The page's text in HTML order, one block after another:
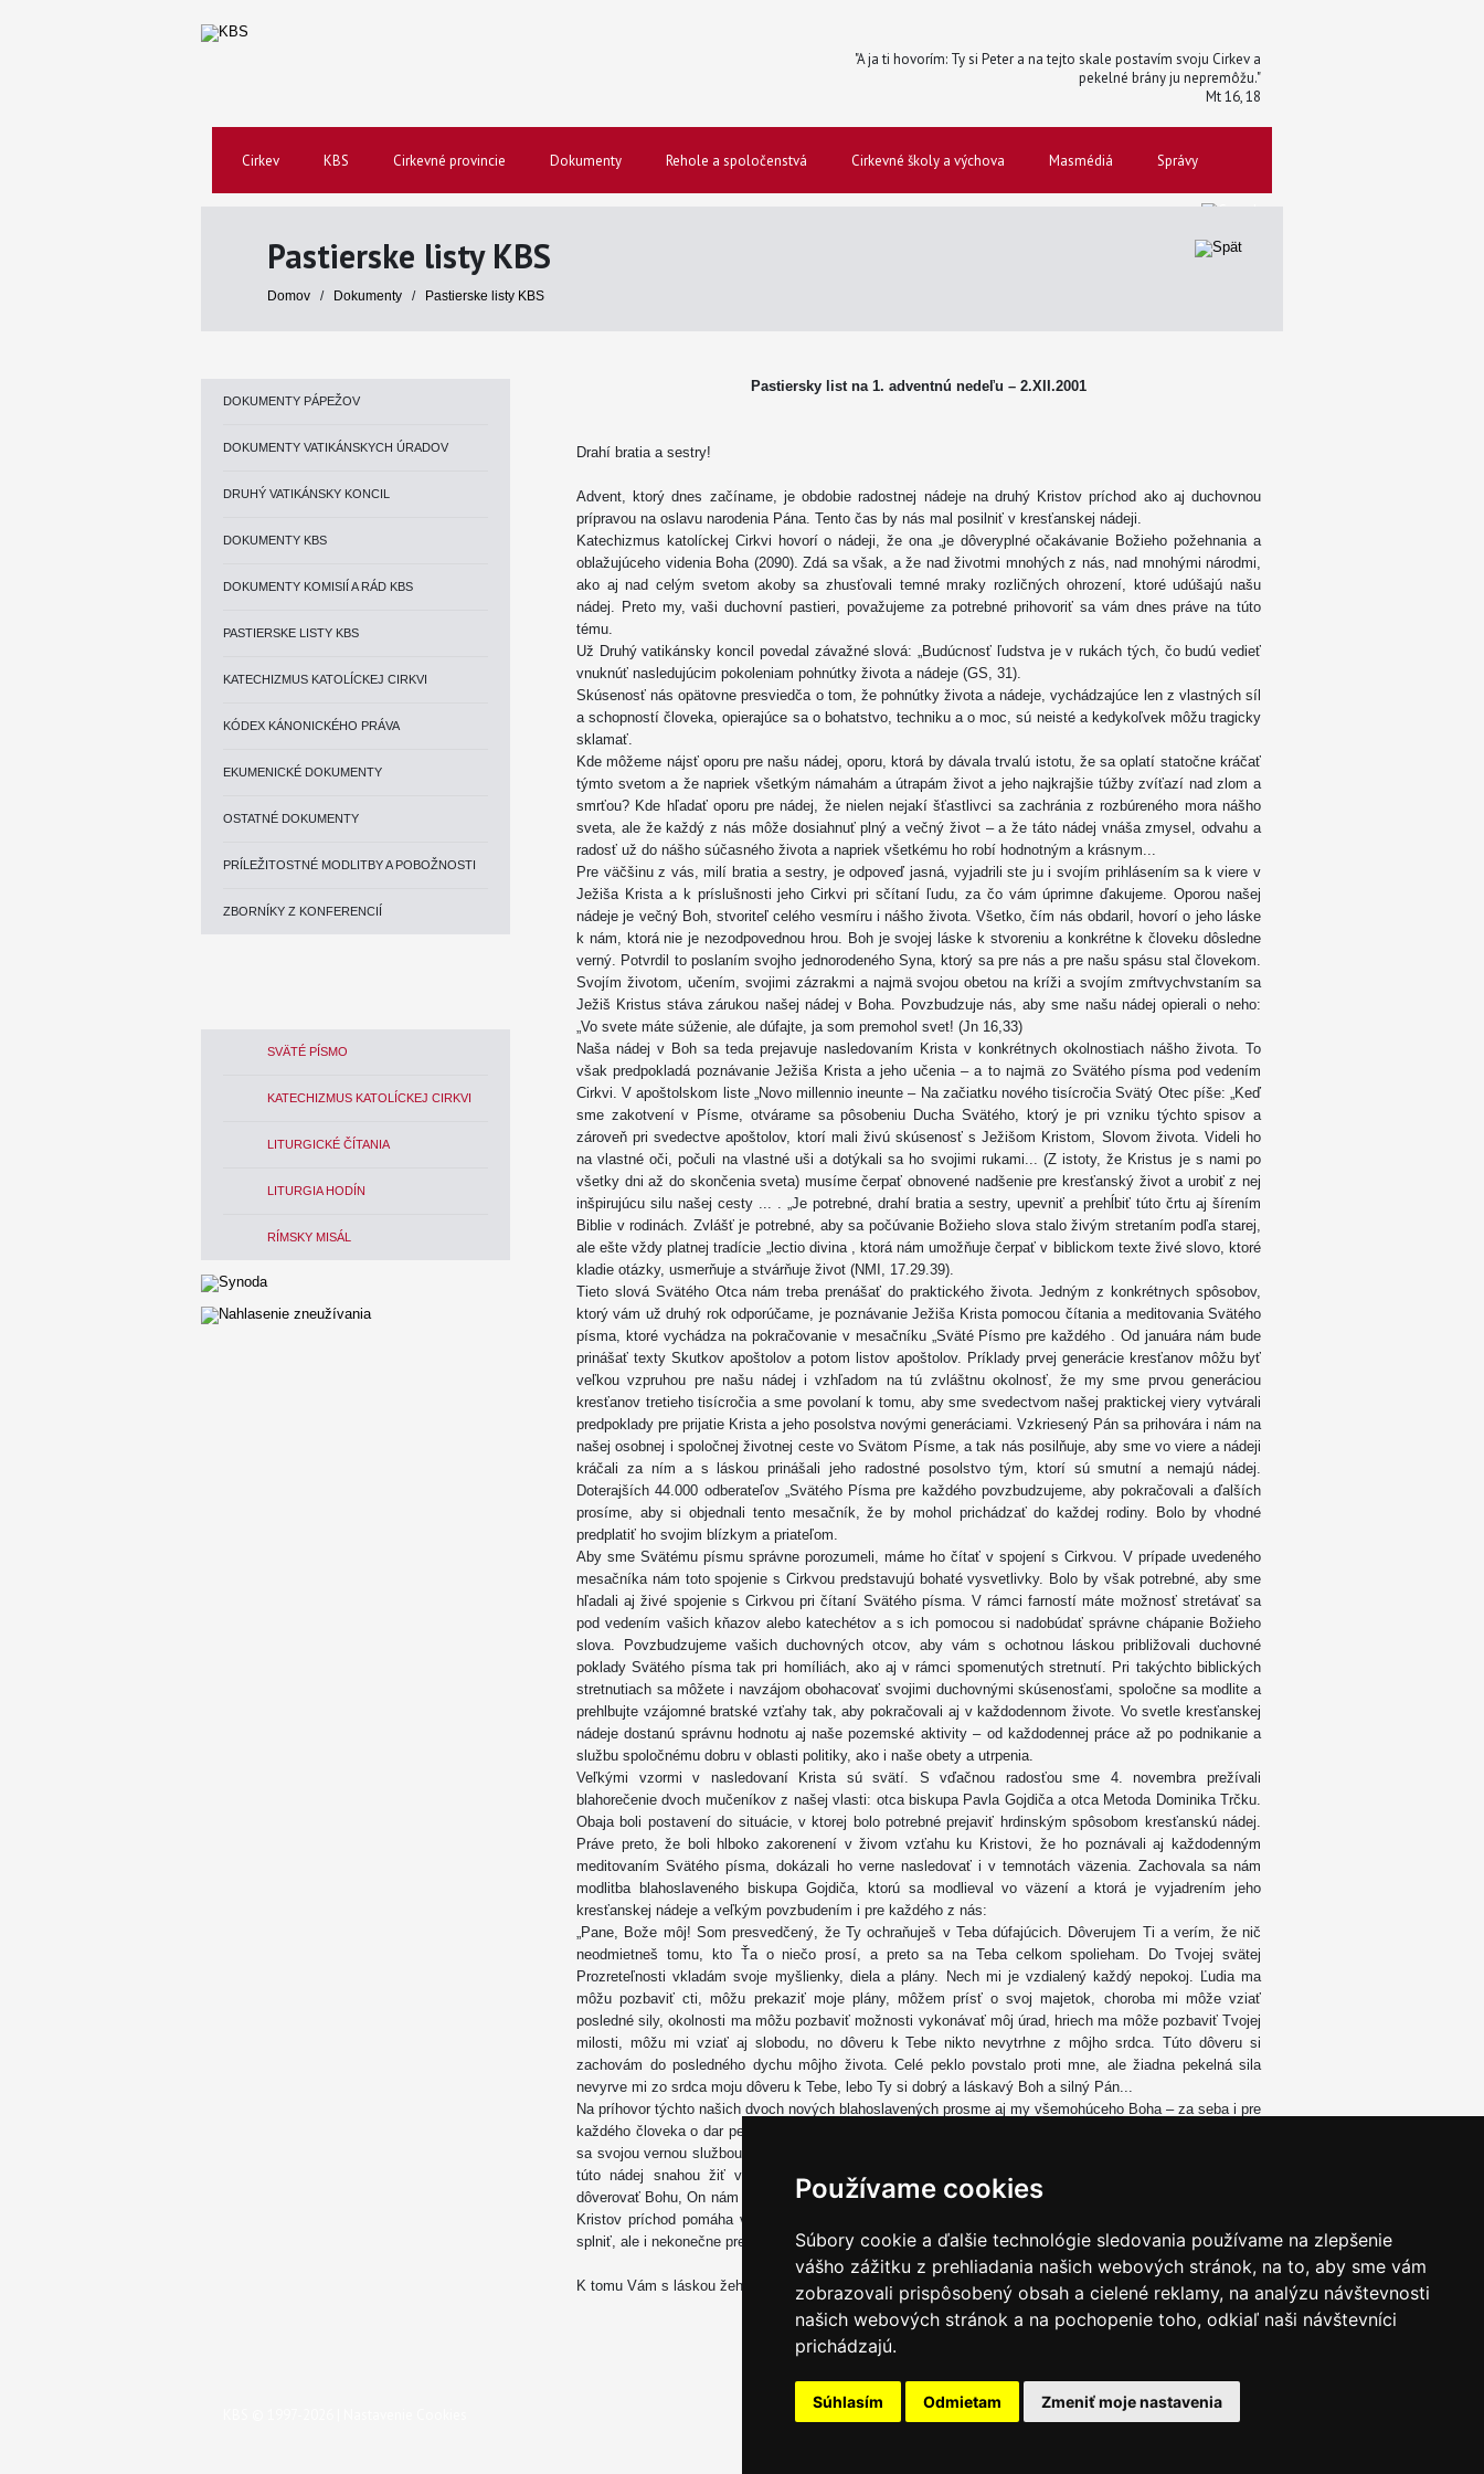
Používame cookies
Súbory cookie a ďalšie technológie sledovania používame na zlepšenie
vášho zážitku z prehliadania našich webových stránok, na to, aby sme vám
zobrazovali prispôsobený obsah a cielené reklamy, na analýzu návštevnosti
našich webových stránok a na pochopenie toho, odkiaľ naši návštevníci
prichádzajú.
Súhlasím Odmietam Zmeniť moje nastavenia
"A ja ti hovorím: Ty si Peter a na tejto skale postavím svoju Cirkev a
pekelné brány ju nepremôžu."
Mt 16, 18
Cirkev KBS Cirkevné provincie Dokumenty Rehole a spoločenstvá Cirkevné školy a výchova Masmédiá Správy
Pastierske listy KBS
Domov / Dokumenty / Pastierske listy KBS
DOKUMENTY PÁPEŽOV
DOKUMENTY VATIKÁNSKYCH ÚRADOV
DRUHÝ VATIKÁNSKY KONCIL
DOKUMENTY KBS
DOKUMENTY KOMISIÍ A RÁD KBS
PASTIERSKE LISTY KBS
KATECHIZMUS KATOLÍCKEJ CIRKVI
KÓDEX KÁNONICKÉHO PRÁVA
EKUMENICKÉ DOKUMENTY
OSTATNÉ DOKUMENTY
PRÍLEŽITOSTNÉ MODLITBY A POBOŽNOSTI
ZBORNÍKY Z KONFERENCIÍ
SVÄTÉ PÍSMO
KATECHIZMUS KATOLÍCKEJ CIRKVI
LITURGICKÉ ČÍTANIA
LITURGIA HODÍN
RÍMSKY MISÁL
Pastiersky list na 1. adventnú nedeľu – 2.XII.2001
Drahí bratia a sestry!
Advent, ktorý dnes začíname, je obdobie radostnej nádeje na druhý Kristov príchod ako aj duchovnou
prípravou na oslavu narodenia Pána. Tento čas by nás mal posilniť v kresťanskej nádeji.
Katechizmus katolíckej Cirkvi hovorí o nádeji, že ona „je dôveryplné očakávanie Božieho požehnania a
oblažujúceho videnia Boha (2090). Zdá sa však, a že nad životmi mnohých z nás, nad mnohými národmi,
ako aj nad celým svetom akoby sa zhusťovali temné mraky rozličných ohrození, ktoré udúšajú našu
nádej. Preto my, vaši duchovní pastieri, považujeme za potrebné prihovoriť sa vám dnes práve na túto
tému.
Už Druhý vatikánsky koncil povedal závažné slová: „Budúcnosť ľudstva je v rukách tých, čo budú vedieť
vnuknúť nasledujúcim pokoleniam pohnútky života a nádeje (GS, 31).
Skúsenosť nás opätovne presviedča o tom, že pohnútky života a nádeje, vychádzajúce len z vlastných síl
a schopností človeka, opierajúce sa o bohatstvo, techniku a o moc, sú neisté a kedykoľvek môžu tragicky
sklamať.
Kde môžeme nájsť oporu pre našu nádej, oporu, ktorá by dávala trvalú istotu, že sa oplatí statočne kráčať
týmto svetom a že napriek všetkým námahám a útrapám život a jeho najkrajšie túžby zvíťazí nad zlom a
smrťou? Kde hľadať oporu pre nádej, že nielen nejakí šťastlivci sa zachránia z rozbúreného mora nášho
sveta, ale že každý z nás môže dosiahnuť plný a večný život – a že táto nádej vnáša zmysel, odvahu a
radosť už do nášho súčasného života a napriek všetkému ho robí hodnotným a krásnym...
Pre väčšinu z vás, milí bratia a sestry, je odpoveď jasná, vyjadrili ste ju i svojím prihlásením sa k viere v
Ježiša Krista a k príslušnosti jeho Cirkvi pri sčítaní ľudu, za čo vám úprimne ďakujeme. Oporou našej
nádeje je večný Boh, stvoriteľ celého vesmíru i nášho života. Všetko, čím nás obdaril, hovorí o jeho láske
k nám, ktorá nie je nezodpovednou hrou. Boh je svojej láske k stvoreniu a konkrétne k človeku dôsledne
verný. Potvrdil to poslaním svojho jednorodeného Syna, ktorý sa pre nás a pre našu spásu stal človekom.
Svojím životom, učením, svojimi zázrakmi a najmä svojou obetou na kríži a svojím zmŕtvychvstaním sa
Ježiš Kristus stáva zárukou našej nádej v Boha. Povzbudzuje nás, aby sme našu nádej opierali o neho:
„Vo svete máte súženie, ale dúfajte, ja som premohol svet! (Jn 16,33)
Naša nádej v Boh sa teda prejavuje nasledovaním Krista v konkrétnych okolnostiach nášho života. To
však predpokladá poznávanie Ježiša Krista a jeho učenia – a to najmä zo Svätého písma pod vedením
Cirkvi. V apoštolskom liste „Novo millennio ineunte – Na začiatku nového tisícročia Svätý Otec píše: „Keď
sme zakotvení v Písme, otvárame sa pôsobeniu Ducha Svätého, ktorý je pri vzniku týchto spisov a
zároveň pri svedectve apoštolov, ktorí mali živú skúsenosť s Ježišom Kristom, Slovom života. Videli ho
na vlastné oči, počuli na vlastné uši a dotýkali sa ho svojimi rukami... (Z istoty, že Kristus je s nami po
všetky dni až do skončenia sveta) musíme čerpať obnovené nadšenie pre kresťanský život a urobiť z nej
inšpirujúcu silu našej cesty ... . „Je potrebné, drahí bratia a sestry, upevniť a prehĺbiť túto črtu aj šírením
Biblie v rodinách. Zvlášť je potrebné, aby sa počúvanie Božieho slova stalo živým stretaním podľa starej,
ale ešte vždy platnej tradície „lectio divina , ktorá nám umožňuje čerpať v biblickom texte živé slovo, ktoré
kladie otázky, usmerňuje a stvárňuje život (NMI, 17.29.39).
Tieto slová Svätého Otca nám treba prenášať do praktického života. Jedným z konkrétnych spôsobov,
ktorý vám už druhý rok odporúčame, je poznávanie Ježiša Krista pomocou čítania a meditovania Svätého
písma, ktoré vychádza na pokračovanie v mesačníku „Sväté Písmo pre každého . Od januára nám bude
prinášať texty Skutkov apoštolov a potom listov apoštolov. Príklady prvej generácie kresťanov môžu byť
veľkou vzpruhou pre našu nádej i vzhľadom na tú zvláštnu okolnosť, že my sme prvou generáciou
kresťanov tretieho tisícročia a sme povolaní k tomu, aby sme svedectvom našej praktickej viery vytvárali
predpoklady pre prijatie Krista a jeho posolstva novými generáciami. Vzkriesený Pán sa prihovára i nám na
našej osobnej i spoločnej životnej ceste vo Svätom Písme, a tak nás posilňuje, aby sme vo viere a nádeji
kráčali za ním a s láskou prinášali jeho radostné posolstvo tým, ktorí sú smutní a nemajú nádej.
Doterajších 44.000 odberateľov „Svätého Písma pre každého povzbudzujeme, aby pokračovali a ďalších
prosíme, aby si objednali tento mesačník, že by mohol prichádzať do každej rodiny. Bolo by vhodné
predplatiť ho svojim blízkym a priateľom.
Aby sme Svätému písmu správne porozumeli, máme ho čítať v spojení s Cirkvou. V prípade uvedeného
mesačníka nám toto spojenie s Cirkvou predstavujú bohaté vysvetlivky. Bolo by však potrebné, aby sme
hľadali aj živé spojenie s Cirkvou pri čítaní Svätého písma. V rámci farností máte možnosť stretávať sa
pod vedením vašich kňazov alebo katechétov a s ich pomocou si nadobúdať správne chápanie Božieho
slova. Povzbudzujeme vašich duchovných otcov, aby vám s ochotnou láskou približovali duchovné
poklady Svätého písma tak pri homíliách, ako aj v rámci spomenutých stretnutí. Pri takýchto biblických
stretnutiach sa môžete i navzájom obohacovať svojimi duchovnými skúsenosťami, spoločne sa modlite a
prehlbujte vzájomné bratské vzťahy tak, aby pokračovali aj v každodennom živote. Vo svetle kresťanskej
nádeje dostanú správnu hodnotu aj naše pozemské aktivity – od každodennej práce až po podnikanie a
službu spoločnému dobru v oblasti politiky, ako i naše obety a utrpenia.
Veľkými vzormi v nasledovaní Krista sú svätí. S vďačnou radosťou sme 4. novembra prežívali
blahorečenie dvoch mučeníkov z našej vlasti: otca biskupa Pavla Gojdiča a otca Metoda Dominika Trčku.
Obaja boli postavení do situácie, v ktorej bolo potrebné prejaviť hrdinským spôsobom kresťanskú nádej.
Práve preto, že boli hlboko zakorenení v živom vzťahu ku Kristovi, že ho poznávali aj každodenným
meditovaním Svätého písma, dokázali ho verne nasledovať i v temnotách väzenia. Zachovala sa nám
modlitba blahoslaveného biskupa Gojdiča, ktorú sa modlieval vo väzení a ktorá je vyjadrením jeho
kresťanskej nádeje a veľkým povzbudením i pre každého z nás:
„Pane, Bože môj! Som presvedčený, že Ty ochraňuješ v Teba dúfajúcich. Dôverujem Ti a verím, že nič
neodmietneš tomu, kto Ťa o niečo prosí, a preto sa na Teba celkom spolieham. Do Tvojej svätej
Prozreteľnosti vkladám svoje myšlienky, diela a plány. Nech mi je vzdialený každý nepokoj. Ľudia ma
môžu pozbaviť cti, môžu prekaziť moje plány, môžem prísť o svoj majetok, choroba mi môže vziať
posledné sily, okolnosti ma môžu pozbaviť možnosti vykonávať môj úrad, hriech ma môže pozbaviť Tvojej
milosti, môžu mi vziať aj slobodu, no dôveru k Tebe nikto nevytrhne z môjho srdca. Túto dôveru si
zachovám do posledného dychu môjho života. Celé peklo povstalo proti mne, ale žiadna pekelná sila
nevyrve mi zo srdca moju dôveru k Tebe, lebo Ty si dobrý a láskavý Boh a silný Pán...
Na príhovor týchto našich dvoch nových blahoslavených prosme aj my všemohúceho Boha – za seba i pre
každého človeka o dar pevnej nádeje v neho. Nech nám je vzorom a pomocou zvlášť Panna Mária, ktorá
sa svojou vernou službou Spasiteľovi pričinila o začiatok nových dejín ľudstva. S jej pomocou dokazujme
túto nádej snahou žiť v každých podmienkach podľa Ducha Kristovho evanjelia. Ak budeme takto
dôverovať Bohu, On nám dá dar pokoja a požehnanie našej práci. Nech nám pevná nádej na druhý, slávny
Kristov príchod pomáha v zodpovednom konaní dobra, aby nás našiel pripravených a tak mohol nielen
splniť, ale i nekonečne prevýšiť všetky naše nádeje.
K tomu Vám s láskou žehnajú a požehnaný Advent prajú Vaši biskupi
Email servis Kontakt Ochrana osobných udajov